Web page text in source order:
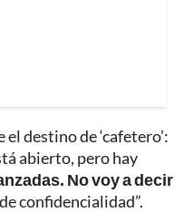
destino de ‘cafetero’:
abierto, pero hay
No voy a decir
confidencialidad”.